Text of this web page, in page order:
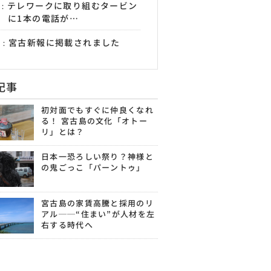
テレワークに取り組むタービン
に1本の電話が…
宮古新報に掲載されました
事
初対面でもすぐに仲良くなれ
る！ 宮古島の文化「オトー
リ」とは？
日本一恐ろしい祭り？神様と
の鬼ごっこ「パーントゥ」
宮古島の家賃高騰と採用のリ
アル──“住まい”が人材を左
右する時代へ